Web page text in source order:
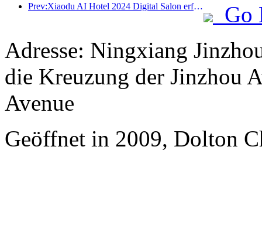
Prev:Xiaodu AI Hotel 2024 Digital Salon erfolgreich abgeschlossen! Beschleunigen Sie die Rekonstruktion des zukünftigen Hotelerlebnisses
Go
Adresse: Ningxiang
die Kreuzung der Jinzhou
Avenue
Geöffnet in 2009, Dolton